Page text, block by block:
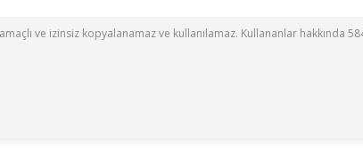
ve izinsiz kopyalanamaz ve kullanılamaz. Kullananlar hakkında